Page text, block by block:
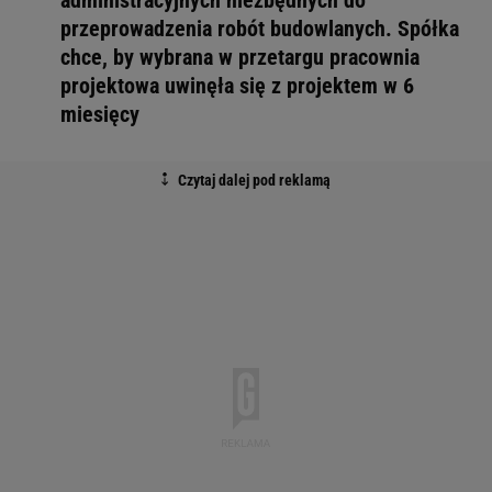
przeprowadzenia robót budowlanych. Spółka
chce, by wybrana w przetargu pracownia
projektowa uwinęła się z projektem w 6
miesięcy